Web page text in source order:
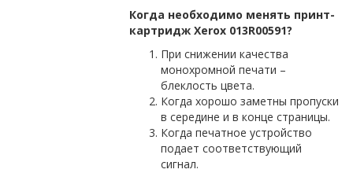
Когда необходимо менять принт-
картридж Xerox 013R00591?
При снижении качества
монохромной печати –
блеклость цвета.
Когда хорошо заметны пропуски
в середине и в конце страницы.
Когда печатное устройство
подает соответствующий
сигнал.